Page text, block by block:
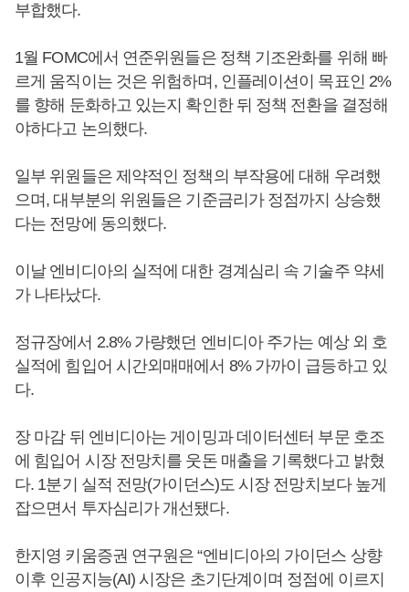
부합했다.
1월 FOMC에서 연준위원들은 정책 기조완화를 위해 빠
르게 움직이는 것은 위험하며, 인플레이션이 목표인 2%
를 향해 둔화하고 있는지 확인한 뒤 정책 전환을 결정해
야하다고 논의했다.
일부 위원들은 제약적인 정책의 부작용에 대해 우려했
으며, 대부분의 위원들은 기준금리가 정점까지 상승했
다는 전망에 동의했다.
이날 엔비디아의 실적에 대한 경계심리 속 기술주 약세
가 나타났다.
정규장에서 2.8% 가량했던 엔비디아 주가는 예상 외 호
실적에 힘입어 시간외매매에서 8% 가까이 급등하고 있
다.
장 마감 뒤 엔비디아는 게이밍과 데이터센터 부문 호조
에 힘입어 시장 전망치를 웃돈 매출을 기록했다고 밝혔
다. 1분기 실적 전망(가이던스)도 시장 전망치보다 높게
잡으면서 투자심리가 개선됐다.
한지영 키움증권 연구원은 “엔비디아의 가이던스 상향
이후 인공지능(AI) 시장은 초기단계이며 정점에 이르지